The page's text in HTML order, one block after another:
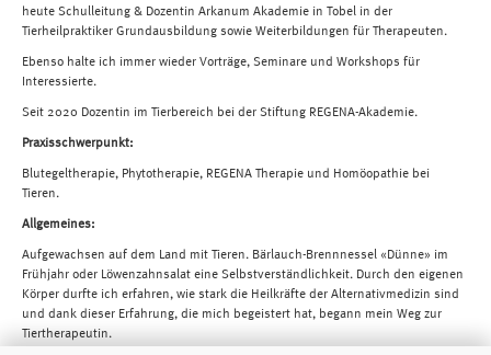
heute Schulleitung & Dozentin Arkanum Akademie in Tobel in der
Tierheilpraktiker Grundausbildung sowie Weiterbildungen für Therapeuten.
Ebenso halte ich immer wieder Vorträge, Seminare und Workshops für
Interessierte.
Seit 2020 Dozentin im Tierbereich bei der Stiftung REGENA-Akademie.
Praxisschwerpunkt:
Blutegeltherapie, Phytotherapie, REGENA Therapie und Homöopathie bei
Tieren.
Allgemeines:
Aufgewachsen auf dem Land mit Tieren. Bärlauch-Brennnessel «Dünne» im
Frühjahr oder Löwenzahnsalat eine Selbstverständlichkeit. Durch den eigenen
Körper durfte ich erfahren, wie stark die Heilkräfte der Alternativmedizin sind
und dank dieser Erfahrung, die mich begeistert hat, begann mein Weg zur
Tiertherapeutin.